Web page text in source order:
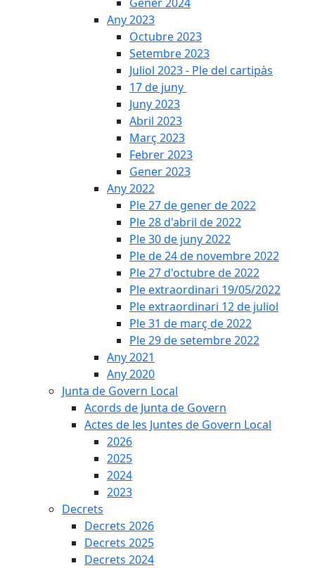
Any 2023
Octubre 2023
Setembre 2023
Juliol 2023 - Ple del cartipàs
17 de juny
Juny 2023
Abril 2023
Març 2023
Febrer 2023
Gener 2023
Any 2022
Ple 27 de gener de 2022
Ple 28 d'abril de 2022
Ple 30 de juny 2022
Ple de 24 de novembre 2022
Ple 27 d'octubre de 2022
Ple extraordinari 19/05/2022
Ple extraordinari 12 de juliol
Ple 31 de març de 2022
Ple 29 de setembre 2022
Any 2021
Any 2020
Junta de Govern Local
Acords de Junta de Govern
Actes de les Juntes de Govern Local
2026
2025
2024
2023
Decrets
Decrets 2026
Decrets 2025
Decrets 2024